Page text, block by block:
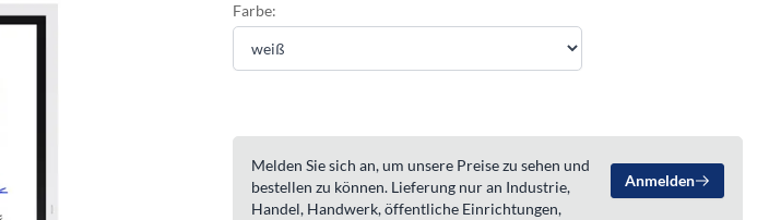
Farbe:
Melden Sie sich an, um unsere Preise zu sehen und
bestellen zu können. Lieferung nur an Industrie,
Handel, Handwerk, öffentliche Einrichtungen,
Anmelden